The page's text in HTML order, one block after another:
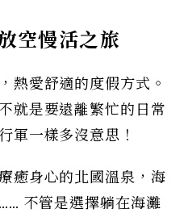
空慢活之旅
熱愛舒適的度假方式。
就是要遠離繁忙的日常
軍一樣多沒意思！
癒身心的北國溫泉，海
不管是選擇躺在海灘